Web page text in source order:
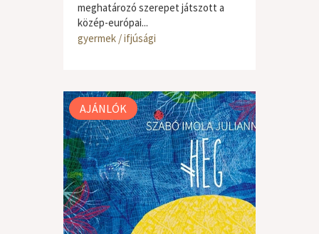
meghatározó szerepet játszott a
közép-európai...
gyermek / ifjúsági
AJÁNLÓK